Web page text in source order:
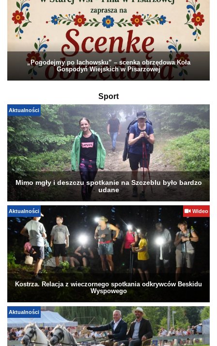
„Pogodejmy po lachowsku” – scenka obrzędowa Koła
Gospodyń Wiejskich w Pisarzowej
Sport
Aktualności
Mimo mgły i deszczu spotkanie na Szczeblu było bardzo
udane
Aktualności Wideo
Kostrza. Relacja z wieczornego spotkania odkrywców Beskidu
Wyspowego
Aktualności